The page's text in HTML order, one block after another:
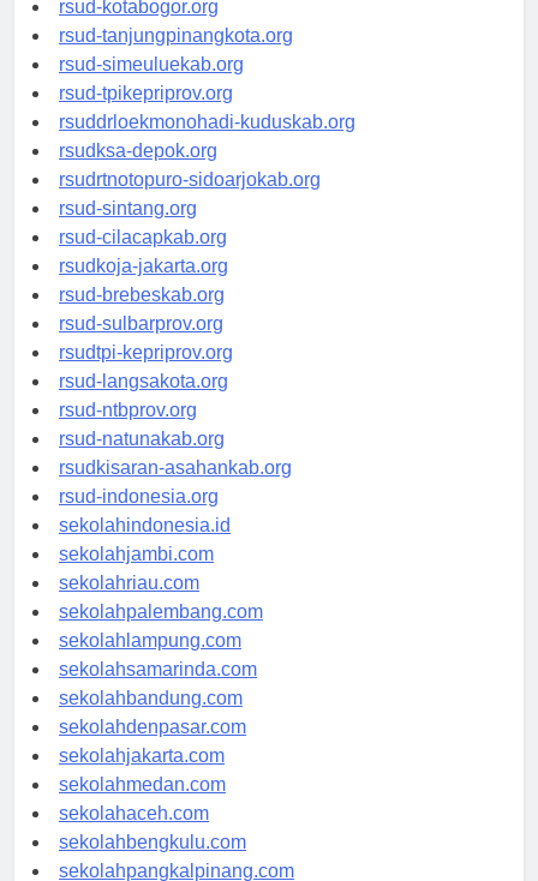
rsud-kotabogor.org
rsud-tanjungpinangkota.org
rsud-simeuluekab.org
rsud-tpikepriprov.org
rsuddrloekmonohadi-kuduskab.org
rsudksa-depok.org
rsudrtnotopuro-sidoarjokab.org
rsud-sintang.org
rsud-cilacapkab.org
rsudkoja-jakarta.org
rsud-brebeskab.org
rsud-sulbarprov.org
rsudtpi-kepriprov.org
rsud-langsakota.org
rsud-ntbprov.org
rsud-natunakab.org
rsudkisaran-asahankab.org
rsud-indonesia.org
sekolahindonesia.id
sekolahjambi.com
sekolahriau.com
sekolahpalembang.com
sekolahlampung.com
sekolahsamarinda.com
sekolahbandung.com
sekolahdenpasar.com
sekolahjakarta.com
sekolahmedan.com
sekolahaceh.com
sekolahbengkulu.com